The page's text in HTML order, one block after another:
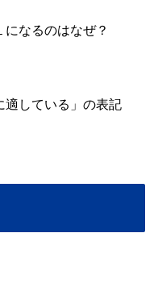
になるのはなぜ？
適している」の表記